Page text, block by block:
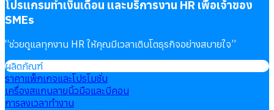
โปรแกรมทำเงินเดือน และบริการงาน HR เพื่อเจ้าของ
SMEs
“ช่วยดูแลทุกงาน HR ให้คุณมีเวลาเติบโตธุรกิจอย่างสบายใจ”
ผลิตภัณฑ์
ราคาแพ็กเกจและโปรโมชั่น
เครื่องสแกนลายนิ้วมือและบีคอน
การลงเวลาทำงาน